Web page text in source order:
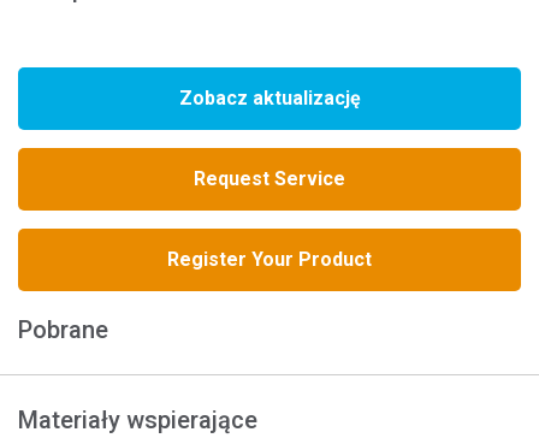
Zobacz aktualizację
Request Service
Register Your Product
Pobrane
Materiały wspierające